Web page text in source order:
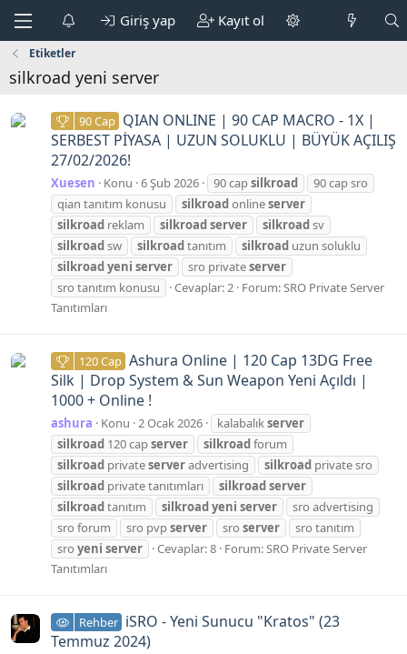
Giriş yap Kayıt ol
Etiketler
silkroad yeni server
90 Cap QIAN ONLINE | 90 CAP MACRO - 1X |
SERBEST PİYASA | UZUN SOLUKLU | BÜYÜK AÇILIŞ
27/02/2026!
Xuesen Konu 6 Şub 2026 90 capsilkroad
90 cap sro
qian tanıtım konusu
silkroadonlineserver
silkroad reklam silkroadserver silkroadsv
silkroadsw silkroadtanıtım silkroad uzun soluklu
silkroadyeni server sro privateserver
sro tanıtım konusu
Cevaplar: 2 Forum:SRO Private Server
Tanıtımları
120 Cap Ashura Online | 120 Cap 13DG Free
Silk | Drop System & Sun Weapon Yeni Açıldı |
1000 + Online !
ashura Konu 2 Ocak 2026 kalabalıkserver
silkroad 120 capserver silkroadforum
silkroad privateserveradvertising silkroad private sro
silkroad private tanıtımları silkroadserver
silkroadtanıtım silkroadyeni server
sro advertising
sro forum
sro pvpserver sro server
sro tanıtım
sro yeni server Cevaplar: 8 Forum:SRO Private Server
Tanıtımları
Rehber iSRO - Yeni Sunucu "Kratos" (23
Temmuz 2024)